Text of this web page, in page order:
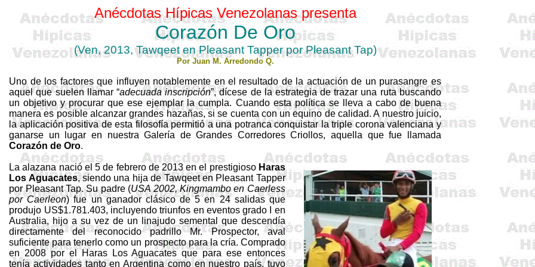
Anécdotas Hípicas Venezolanas presenta
Corazón De Oro
(Ven, 2013,Tawqeet enPleasant TapperporPleasant Tap)
Por Juan M. Arredondo Q.
Uno de los factores que influyen notablemente en el resultado de la actuación de un purasangre es
aquel que suelen llamar “adecuada inscripción”, dícese de la estrategia de trazar una ruta buscando
un objetivo y procurar que ese ejemplar la cumpla. Cuando esta política se lleva a cabo de buena
manera es posible alcanzar grandes hazañas, si se cuenta con un equino de calidad. A nuestro juicio,
la aplicación positiva de esta filosofía permitió a una potranca conquistar la triple corona valenciana y
ganarse un lugar en nuestra Galería de Grandes Corredores Criollos, aquella que fue llamada
Corazón de Oro.
La alazana nació el 5 de febrero de 2013 en el prestigioso Haras
Los Aguacates, siendo una hija deTawqeeten Pleasant Tapper
por PleasantTap. Su padre (USA 2002,Kingmamboen Caerless
porCaerleon) fue un ganador clásico de 5 en 24 salidas que
produjo US$1.781.403, incluyendo triunfos en eventos grado I en
Australia, hijo a su vez de un linajudo semental que descendía
directamente del reconocido padrillo Mr.Prospector, aval
suficiente para tenerlo como un prospecto para la cría. Comprado
en 2008 por el Haras Los Aguacates que para ese entonces
tenía actividades tanto en Argentina como en nuestro país, tuvo